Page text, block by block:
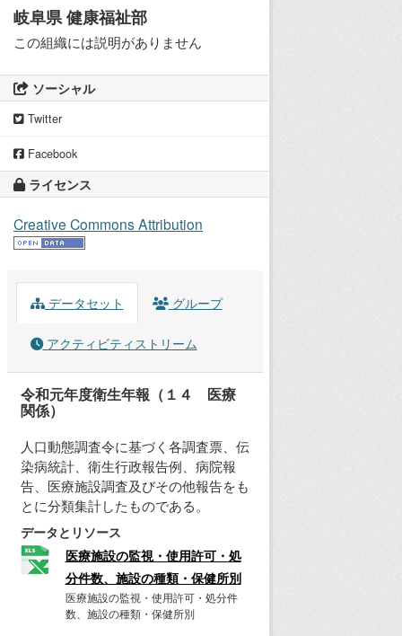
岐阜県 健康福祉部
この組織には説明がありません
ソーシャル
Twitter
Facebook
ライセンス
Creative Commons Attribution
データセット グループ
アクティビティストリーム
令和元年度衛生年報（１４ 医療
関係）
人口動態調査令に基づく各調査票、伝
染病統計、衛生行政報告例、病院報
告、医療施設調査及びその他報告をも
とに分類集計したものである。
データとリソース
医療施設の監視・使用許可・処
分件数、施設の種類・保健所別
医療施設の監視・使用許可・処分件
数、施設の種類・保健所別